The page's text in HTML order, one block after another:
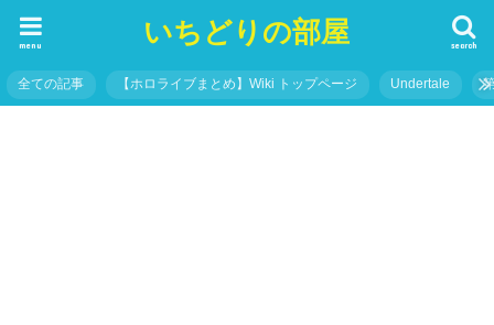
いちどりの部屋 search
menu
全ての記事 【ホロライブまとめ】Wiki トップページ Undertale